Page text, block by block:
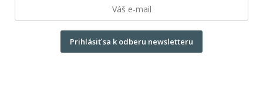
Prihlásiť sa k odberu newsletteru